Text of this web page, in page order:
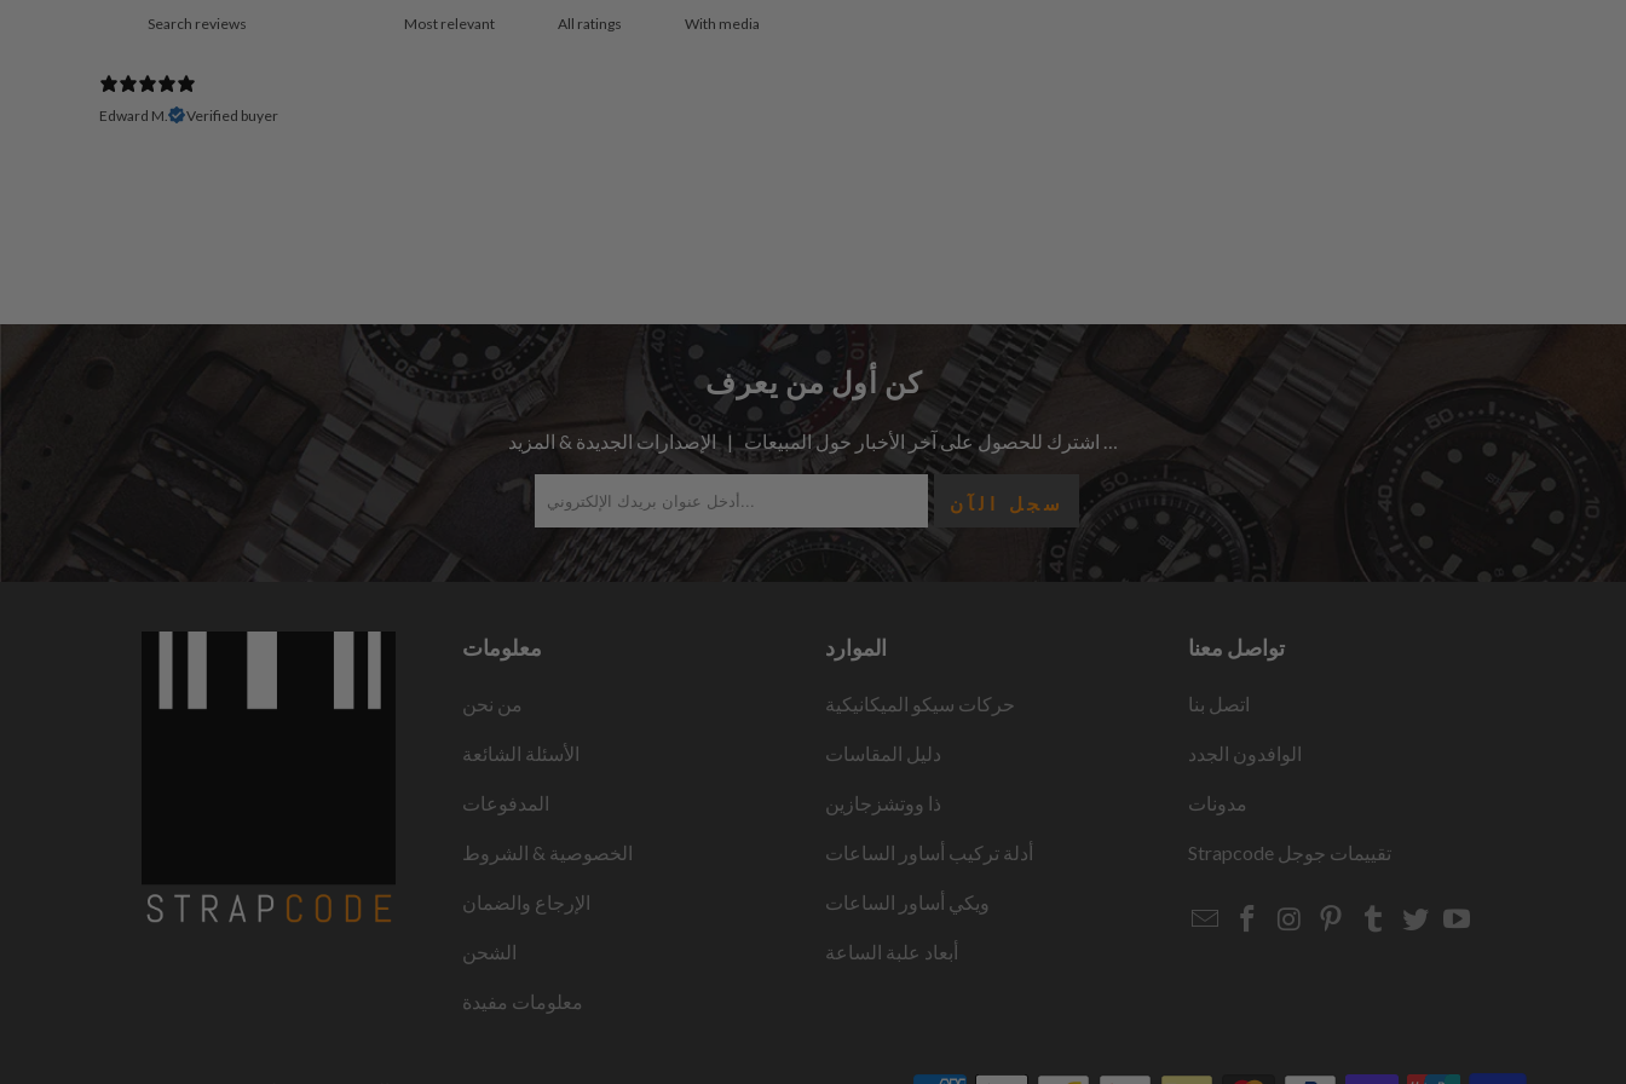
With media
Edward M. Verified buyer
كن أول من يعرف
معلومات
من نحن
الأسئلة الشائعة
المدفوعات
الخصوصية & الشروط
الإرجاع والضمان
الشحن
معلومات مفيدة
الموارد
حركات سيكو الميكانيكية
دليل المقاسات
ذا ووتشزجازين
أدلة تركيب أساور الساعات
ويكي أساور الساعات
أبعاد علبة الساعة
تواصل معنا
اتصل بنا
الوافدون الجدد
مدونات
Strapcode تقييمات جوجل
EmailStrapcode
Strapcode
Strapcode
Strapcode
Strapcode